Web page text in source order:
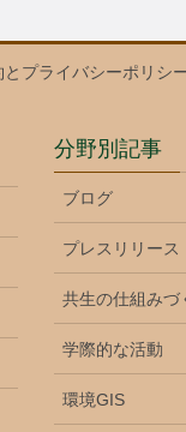
プライバシーポリシ
分野別記事
ブログ
プレスリリース
共生の仕組みづ
学際的な活動
環境GIS